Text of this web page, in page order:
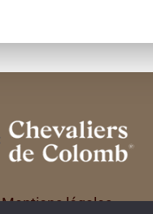
Mentions légales